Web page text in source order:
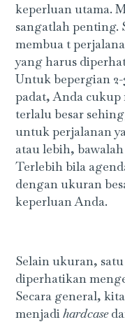
keperluan utama.
sangatlah penting.
membua t
yang harus
Untuk bepergian
padat, Anda cukup
terlalu besar
untuk perjalanan
atau lebih,
Terlebih bila
dengan ukuran
keperluan Anda.
Selain ukuran,
diperhatikan
Secara general,
menjadihardcase